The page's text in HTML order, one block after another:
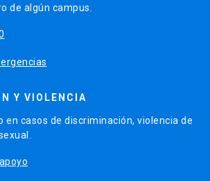
de algún campus.
Y VIOLENCIA
en casos de discriminación, violencia de